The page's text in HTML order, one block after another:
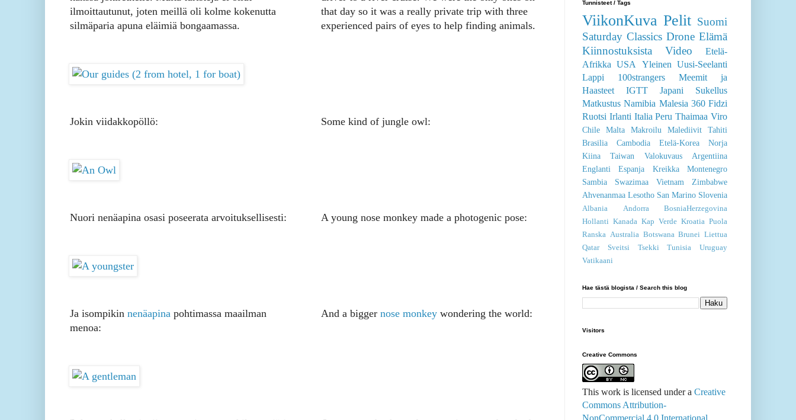
ilmoittautunut, joten meillä oli kolme kokenutta
silmäparia apuna eläimiä bongaamassa.
that day so it was a really private trip with three
experienced pairs of eyes to help finding animals.
Jokin viidakkopöllö: Some kind of jungle owl:
Nuori nenäapina osasi poseerata arvoituksellisesti: A young nose monkey made a photogenic pose:
Ja isompikin nenäapina pohtimassa maailman
menoa:
And a bigger nose monkeywondering the world:
Tunnisteet / Tags
ViikonKuva Pelit Suomi
Saturday Classics Drone Elämä
Kiinnostuksista
Video
Etelä-
Afrikka
USA Yleinen Uusi-Seelanti
Lappi
100strangers
Meemit ja
Haasteet
IGTT Japani
Sukellus
Matkustus Namibia Malesia 360 Fidzi
Ruotsi Irlanti Italia Peru Thaimaa Viro
Chile Malta Makroilu Malediivit
Tahiti
Brasilia
Cambodia Etelä-Korea
Norja
Kiina
Taiwan Valokuvaus
Argentiina
Englanti
Espanja Kreikka
Montenegro
Sambia
Swazimaa Vietnam
Zimbabwe
Ahvenanmaa Lesotho San Marino Slovenia
Albania Andorra
BosniaHerzegovina
Hollanti Kanada Kap Verde Kroatia Puola
Ranska Australia Botswana Brunei Liettua
Qatar
Sveitsi Tsekki Tunisia
Uruguay
Vatikaani
Hae tästä blogista / Search this blog
Visitors
Creative Commons
This work is licensed under a Creative
Commons Attribution-